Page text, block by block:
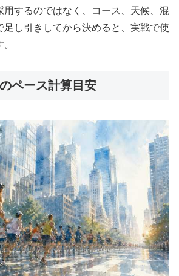
用するのではなく、コース、天候、混
足し引きしてから決めると、実戦で使
ペース計算目安